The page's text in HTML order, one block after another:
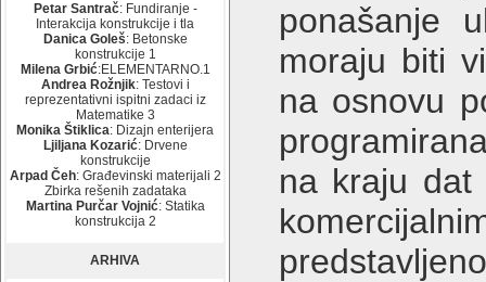
Petar Santrač: Fundiranje -
Interakcija konstrukcije i tla
Danica Goleš: Betonske
konstrukcije 1
Milena Grbić:ELEMENTARNO.1
Andrea Rožnjik: Testovi i
reprezentativni ispitni zadaci iz
Matematike 3
Monika Štiklica: Dizajn enterijera
Ljiljana Kozarić: Drvene
konstrukcije
Arpad Čeh: Građevinski materijali 2
Zbirka rešenih zadataka
Martina Purčar Vojnić: Statika
konstrukcija 2
ARHIVA
ponašanje
moraju biti
na osnovu
na kraju dat